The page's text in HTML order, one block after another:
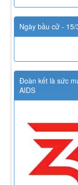
Ngày bầu cử - 15/
Đoàn kết là sức
AIDS